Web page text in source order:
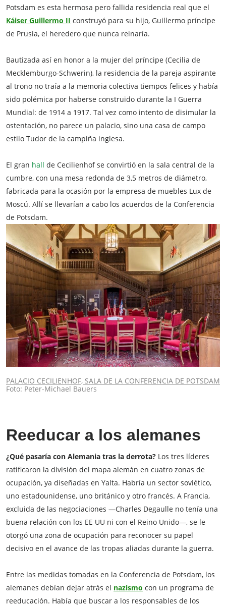
Potsdam es esta hermosa pero fallida residencia real que el
Káiser Guillermo II construyó para su hijo, Guillermo príncipe
de Prusia, el heredero que nunca reinaría.
Bautizada así en honor a la mujer del príncipe (Cecilia de
Mecklemburgo-Schwerin), la residencia de la pareja aspirante
al trono no traía a la memoria colectiva tiempos felices y había
sido polémica por haberse construido durante la I Guerra
Mundial: de 1914 a 1917. Tal vez como intento de disimular la
ostentación, no parece un palacio, sino una casa de campo
estilo Tudor de la campiña inglesa.
El gran hall de Cecilienhof se convirtió en la sala central de la
cumbre, con una mesa redonda de 3,5 metros de diámetro,
fabricada para la ocasión por la empresa de muebles Lux de
Moscú. Allí se llevarían a cabo los acuerdos de la Conferencia
de Potsdam.
PALACIO CECILIENHOF, SALA DE LA CONFERENCIA DE POTSDAM
Foto: Peter-Michael Bauers
Reeducar a los alemanes
¿Qué pasaría con Alemania tras la derrota? Los tres líderes
ratificaron la división del mapa alemán en cuatro zonas de
ocupación, ya diseñadas en Yalta. Habría un sector soviético,
uno estadounidense, uno británico y otro francés. A Francia,
excluida de las negociaciones —Charles Degaulle no tenía una
buena relación con los EE UU ni con el Reino Unido—, se le
otorgó una zona de ocupación para reconocer su papel
decisivo en el avance de las tropas aliadas durante la guerra.
Entre las medidas tomadas en la Conferencia de Potsdam, los
alemanes debían dejar atrás el nazismo con un programa de
reeducación. Había que buscar a los responsables de los